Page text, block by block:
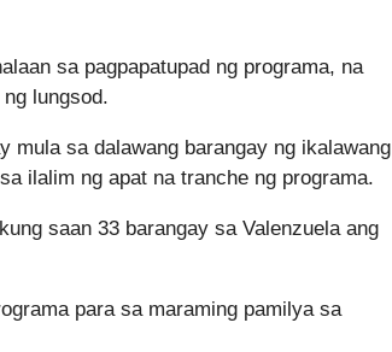
sa pagpapatupad ng programa, na
lungsod.
mula sa dalawang barangay ng ikalawang
ilalim ng apat na tranche ng programa.
saan 33 barangay sa Valenzuela ang
para sa maraming pamilya sa